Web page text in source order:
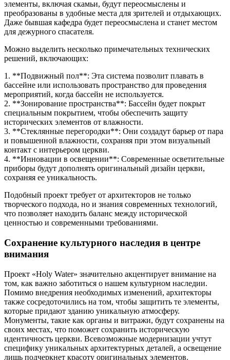
элементы, включая скамьи, будут переосмыслены и
преобразованы в удобные места для зрителей и отдыхающих.
Даже бывшая кафедра будет переосмыслена и станет местом
для дежурного спасателя.
Можно выделить несколько примечательных технических
решений, включающих:
1. **Подвижный пол**: Эта система позволит плавать в
бассейне или использовать пространство для проведения
мероприятий, когда бассейн не используется.
2. **Зонирование пространства**: Бассейн будет покрыт
специальным покрытием, чтобы обеспечить защиту
исторических элементов от влажности.
3. **Стеклянные перегородки**: Они создадут барьер от пара
и повышенной влажности, сохраняя при этом визуальный
контакт с интерьером церкви.
4. **Инновации в освещении**: Современные осветительные
приборы будут дополнять оригинальный дизайн церкви,
сохраняя ее уникальность.
Подобный проект требует от архитекторов не только
творческого подхода, но и знания современных технологий,
что позволяет находить баланс между исторической
ценностью и современными требованиями.
Сохранение культурного наследия в центре
внимания
Проект «Holy Water» значительно акцентирует внимание на
том, как важно заботиться о нашем культурном наследии.
Помимо внедрения необходимых изменений, архитекторы
также сосредоточились на том, чтобы защитить те элементы,
которые придают зданию уникальную атмосферу.
Монументы, такие как органы и витражи, будут сохранены на
своих местах, что поможет сохранить историческую
идентичность церкви. Всевозможные модернизации учтут
специфику уникальных архитектурных деталей, а освещение
лишь подчеркнет красоту оригинальных элементов.